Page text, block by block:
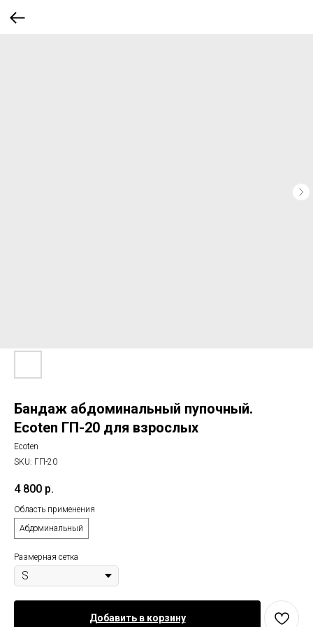
Бандаж абдоминальный пупочный.
Ecoten ГП-20 для взрослых
Ecoten
SKU: ГП-20
4 800 р.
Область применения
Абдоминальный
Размерная сетка
Добавить в корзину